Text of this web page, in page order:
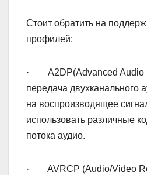
Стоит обратить на
профилей:
· A2DP(Advanced Audio
передача двухканального
на воспроизводящее
использовать различные
потока аудио.
· AVRCP (Audio/Video